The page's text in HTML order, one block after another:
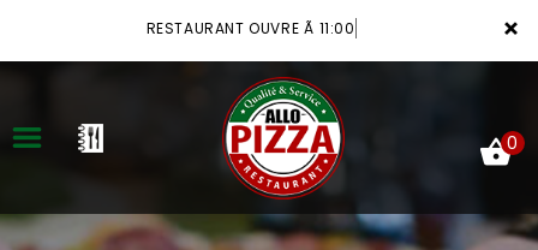
×
RESTAURANT OUVRE Ã 11:00
0